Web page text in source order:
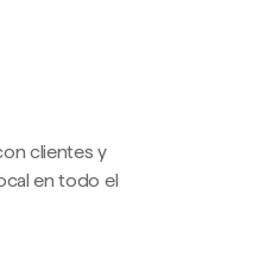
clientes y
en todo el